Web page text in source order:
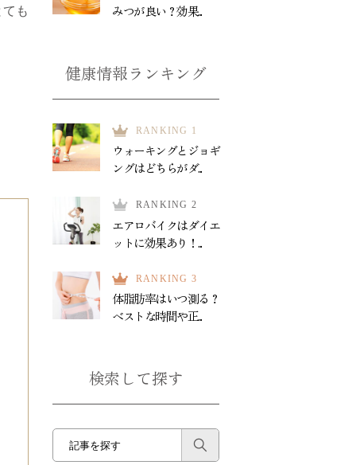
も
みつが良い？効果...
健康情報ランキング
RANKING 1
ウォーキングとジョギ
ングはどちらがダ...
RANKING 2
エアロバイクはダイエ
ットに効果あり！...
RANKING 3
体脂肪率はいつ測る？
ベストな時間や正...
検索して探す